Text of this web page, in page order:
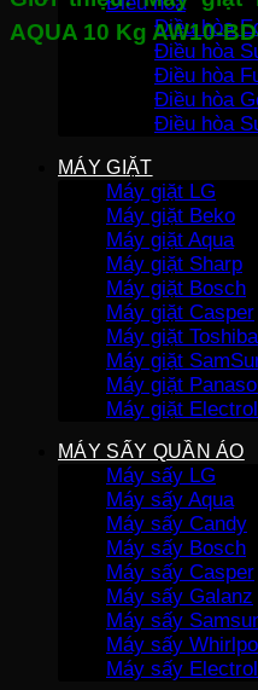
Điều hòa
Điều hòa
Điều hòa
Điều hòa
Điều hòa
MÁY GIẶT
Máy giặt LG
Máy giặt Beko
Máy giặt Aqua
Máy giặt Sharp
Máy giặt Bosch
Máy giặt Casper
Máy giặt Toshiba
Máy giặt
Máy giặt
Máy giặt
MÁY SẤY QUẦN ÁO
Máy sấy LG
Máy sấy Aqua
Máy sấy Candy
Máy sấy Bosch
Máy sấy Casper
Máy sấy Galanz
Máy sấy
Máy sấy
Máy sấy
AQUA 10 Kg AW10-